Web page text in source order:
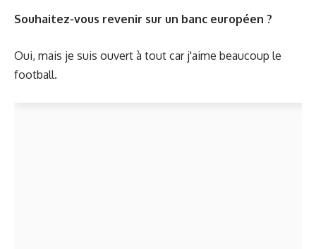
Souhaitez-vous revenir sur un banc européen ?
Oui, mais je suis ouvert à tout car j'aime beaucoup le
football.